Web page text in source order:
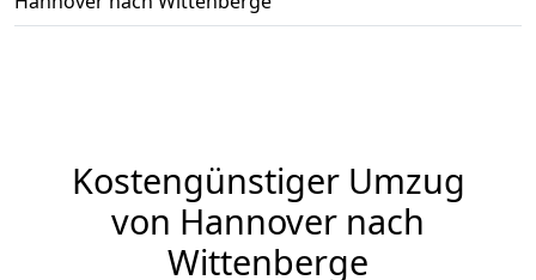
Kostengünstiger Umzug
von Hannover nach
Wittenberge